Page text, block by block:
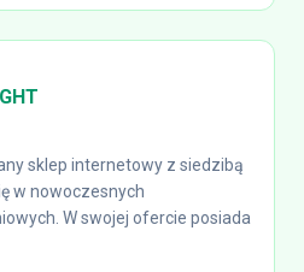
sklep internetowy z siedzibą
w nowoczesnych
W swojej ofercie posiada